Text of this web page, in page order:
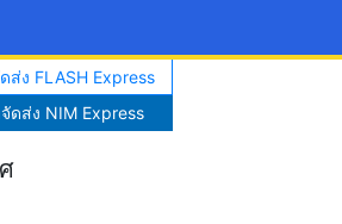
ส่ง FLASH Express
ดส่ง NIM Express